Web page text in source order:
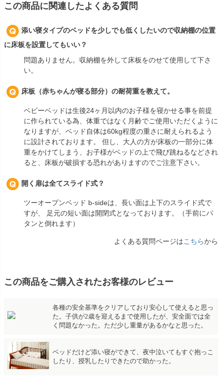
この商品に関連したよくある質問
添い寝タイプのベッドを少しでも低くしたいので収納棚の位置
に床板を設置してもいい？
問題ありません。収納棚を外して床板をのせて使用して下さ
い。
床板（赤ちゃんが寝る部分）の耐荷重を教えて。
ベビーベッドは生後24ヶ月以内のお子様を寝かせる事を前提
に作られている為、体重ではなく月齢でご使用いただくように
なりますが、ベッド自体は60kg程度の重さに耐えられるよう
に設計されております。 但し、大人の方が床板の一部分に体
重をかけてしまう、お子様がベッドの上で飛び跳ねるなどされ
ると、床板が破損する恐れがありますのでご注意下さい。
開く扉は全てスライド式？
ツーオープンベッド b-sideは、長い面は上下のスライド式で
すが、 足元の短い面は開閉式となっております。（手前にパ
タンと倒れます）
よくある質問ページはこちらから
この商品をご購入されたお客様のレビュー
各種の安全基準をクリアしており安心して使えると思っ
た。子供が2歳を迎えるまで使用したが、安全面では全
く問題なかった。ただ少し重量があるかなと思った。
ベッドだけど添い寝ができて、夜中泣いてもすぐ抱っこ
したり、授乳したりできたので助かった。